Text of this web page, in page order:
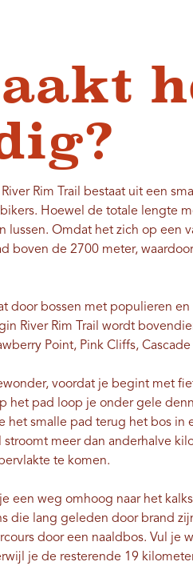
Rim Trail bestaat uit een
Hoewel de totale lengte
lussen. Omdat het zich op een
boven de 2700 meter,
door bossen met populieren
River Rim Trail wordt
Point, Pink Cliffs,
voordat je begint met
het pad loop je onder gele
het smalle pad terug het bos in
stroomt meer dan anderhalve
te komen.
een weg omhoog naar het
die lang geleden door brand
door een naaldbos. Vul
je de resterende 19